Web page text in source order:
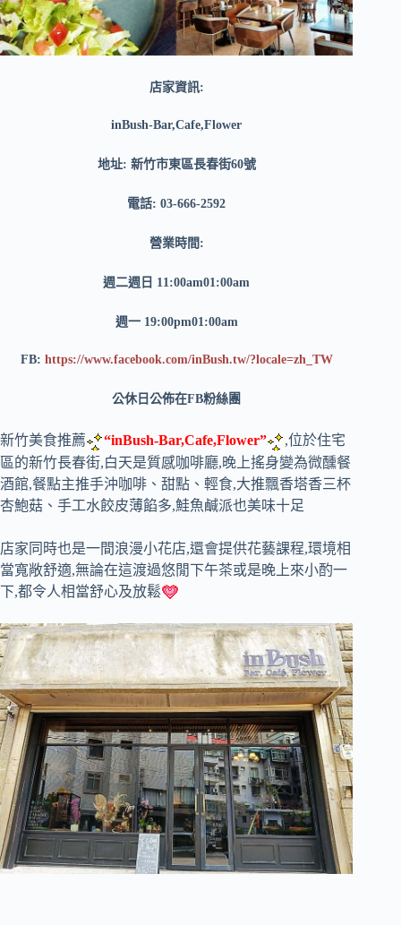
店家資訊:
inBush-Bar,Cafe,Flower
地址: 新竹市東區長春街60號
電話: 03-666-2592
營業時間:
週二週日 11:00am01:00am
週一 19:00pm01:00am
FB: https://www.facebook.com/inBush.tw/?locale=zh_TW
公休日公佈在FB粉絲團
新竹美食推薦 “inBush-Bar,Cafe,Flower”
,位於住宅
區的新竹長春街,白天是質感咖啡廳,晚上搖身變為微醺餐
酒館,餐點主推手沖咖啡、甜點、輕食,大推飄香塔香三杯
杏鮑菇、手工水餃皮薄餡多,鮭魚鹹派也美味十足
店家同時也是一間浪漫小花店,還會提供花藝課程,環境相
當寬敞舒適,無論在這渡過悠閒下午茶或是晚上來小酌一
下,都令人相當舒心及放鬆